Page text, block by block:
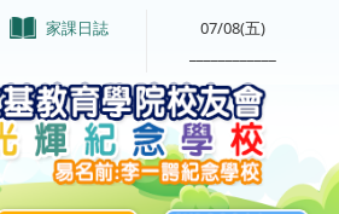
家課日誌
07/08(五)